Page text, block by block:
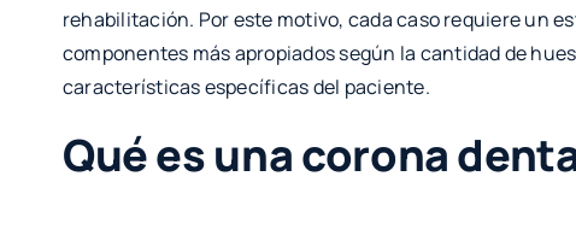
rehabilitación. Por este motivo, cada caso requiere un
componentes más apropiados según la cantidad de
características específicas del paciente.
Qué es una corona